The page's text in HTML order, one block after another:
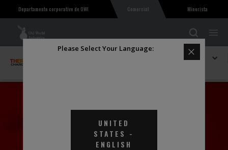
Please Select Your Language:
UNITED
STATES -
ENGLISH
Departamento corporativo de OWI Comercial Minorista